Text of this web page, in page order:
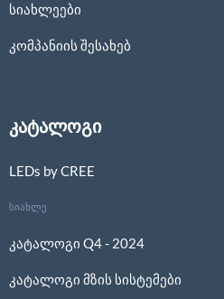
სიახლეები
კომპანიის შესახებ
კატალოგი
LEDs by CREE
სიახლე
კატალოგი Q4 - 2024
კატალოგი მზის სისტემები